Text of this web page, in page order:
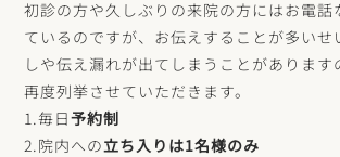
初診の方や久しぶりの来院の方にはお電話
ているのですが、お伝えすることが多いせ
しや伝え漏れが出てしまうことがあります
再度列挙させていただきます。
1.毎日予約制
2.院内への立ち入りは1名様のみ